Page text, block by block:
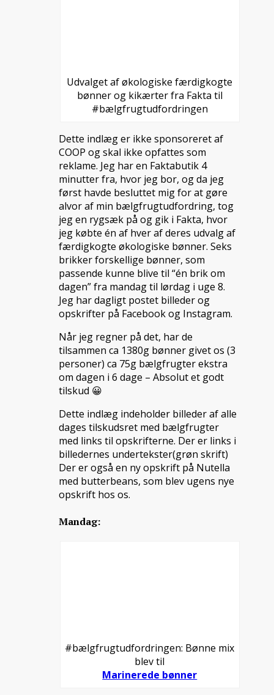
Udvalget af økologiske færdigkogte
bønner og kikærter fra Fakta til
#bælgfrugtudfordringen
Dette indlæg er ikke sponsoreret af
COOP og skal ikke opfattes som
reklame. Jeg har en Faktabutik 4
minutter fra, hvor jeg bor, og da jeg
først havde besluttet mig for at gøre
alvor af min bælgfrugtudfordring, tog
jeg en rygsæk på og gik i Fakta, hvor
jeg købte én af hver af deres udvalg af
færdigkogte økologiske bønner. Seks
brikker forskellige bønner, som
passende kunne blive til “én brik om
dagen” fra mandag til lørdag i uge 8.
Jeg har dagligt postet billeder og
opskrifter på Facebook og Instagram.
Når jeg regner på det, har de
tilsammen ca 1380g bønner givet os (3
personer) ca 75g bælgfrugter ekstra
om dagen i 6 dage – Absolut et godt
tilskud 😀
Dette indlæg indeholder billeder af alle
dages tilskudsret med bælgfrugter
med links til opskrifterne. Der er links i
billedernes undertekster(grøn skrift)
Der er også en ny opskrift på Nutella
med butterbeans, som blev ugens nye
opskrift hos os.
Mandag:
#bælgfrugtudfordringen: Bønne mix
blev til
Marinerede bønner